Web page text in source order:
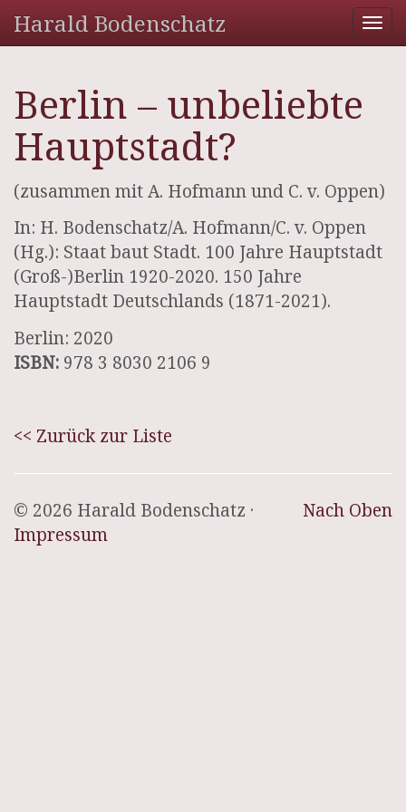
Harald Bodenschatz
Berlin – unbeliebte
Hauptstadt?
(zusammen mit A. Hofmann und C. v. Oppen)
In: H. Bodenschatz/A. Hofmann/C. v. Oppen
(Hg.): Staat baut Stadt. 100 Jahre Hauptstadt
(Groß-)Berlin 1920-2020. 150 Jahre
Hauptstadt Deutschlands (1871-2021).
Berlin: 2020
ISBN: 978 3 8030 2106 9
<< Zurück zur Liste
Nach Oben
© 2026 Harald Bodenschatz ·
Impressum